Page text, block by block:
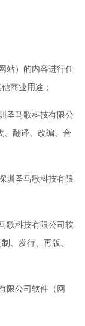
站）的内容进行任
商业用途；
圣马歌科技有限公
、翻译、改编、合
圳圣马歌科技有限
歌科技有限公司软
、发行、再版、
限公司软件（网